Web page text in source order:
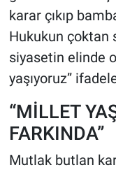
karar çıkıp
Hukukun çoktan
siyasetin elinde
yaşıyoruz”
“MİLLET
FARKINDA”
Mutlak butlan